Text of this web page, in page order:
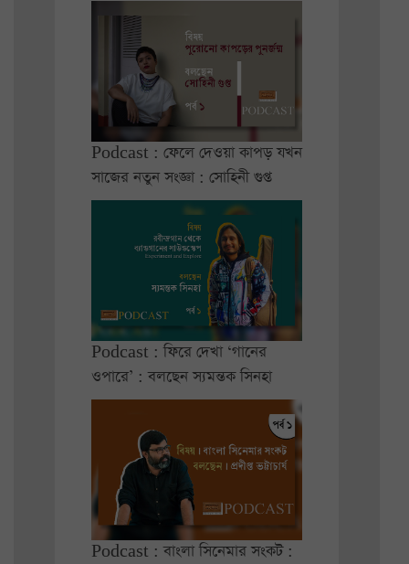
Podcast : ফেলে দেওয়া কাপড় যখন
সাজের নতুন সংজ্ঞা : সোহিনী গুপ্ত
Podcast : ফিরে দেখা ‘গানের
ওপারে’ : বলছেন স্যমন্তক সিনহা
Podcast : বাংলা সিনেমার সংকট :